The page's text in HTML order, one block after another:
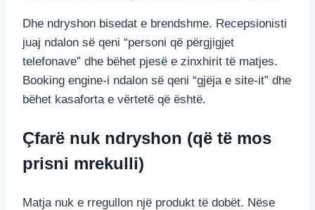
Dhe ndryshon bisedat e brendshme. Recepsionisti
juaj ndalon së qeni “personi që përgjigjet
telefonave” dhe bëhet pjesë e zinxhirit të matjes.
Booking engine-i ndalon së qeni “gjëja e site-it” dhe
bëhet kasaforta e vërtetë që është.
Çfarë nuk ndryshon (që të mos
prisni mrekulli)
Matja nuk e rregullon një produkt të dobët. Nëse